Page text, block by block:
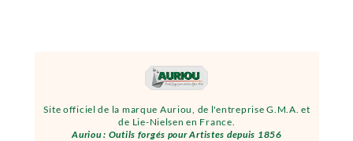
Site officiel de la marque Auriou, de l'entreprise G.M.A. et
de Lie-Nielsen en France.
Auriou : Outils forgés pour Artistes depuis 1856